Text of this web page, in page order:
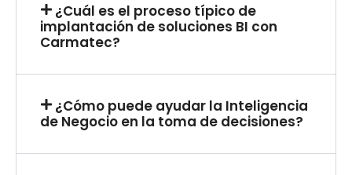
¿Cuál es el proceso típico de
implantación de soluciones BI con
Carmatec?
¿Cómo puede ayudar la Inteligencia
de Negocio en la toma de decisiones?